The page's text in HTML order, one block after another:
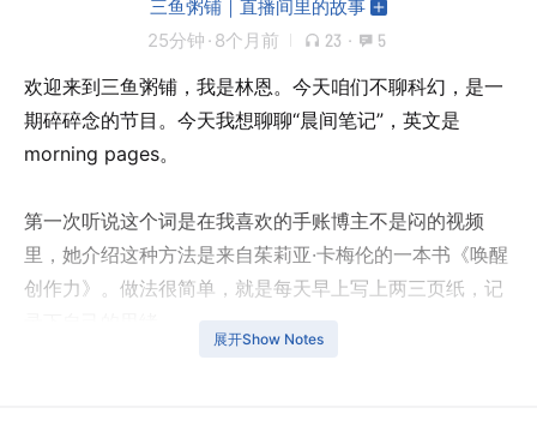
三鱼粥铺｜直播间里的故事
25分钟 · 8个月前 23 · 5
欢迎来到三鱼粥铺，我是林恩。今天咱们不聊科幻，是一
期碎碎念的节目。今天我想聊聊“晨间笔记”，英文是
morning pages。
第一次听说这个词是在我喜欢的手账博主不是闷的视频
里，她介绍这种方法是来自茱莉亚·卡梅伦的一本书《唤醒
创作力》。做法很简单，就是每天早上写上两三页纸，记
展开Show Notes